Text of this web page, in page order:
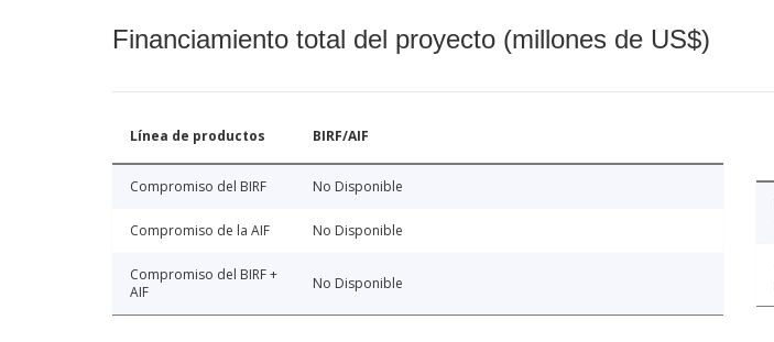
Financiamiento total del proyecto (millones de US$)
Línea de productos BIRF/AIF
Compromiso del BIRF No Disponible
Compromiso de la AIF No Disponible
Compromiso del BIRF +
AIF
No Disponible